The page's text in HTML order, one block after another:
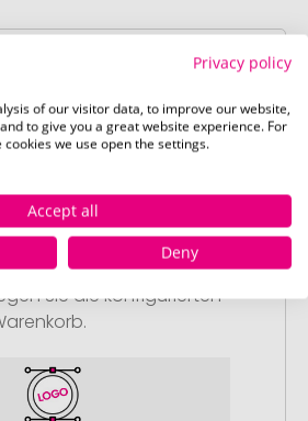
gewünschten
und passen Sie diese
an.
Sie die konfigurierten
Privacy policy
of our visitor data, to improve our website,
to give you a great website experience. For
we use open the settings.
Accept all
Deny